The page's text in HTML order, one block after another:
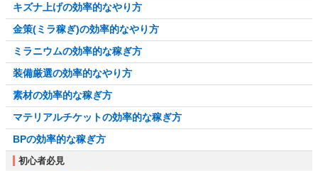
キズナ上げの効率的なやり方
金策(ミラ稼ぎ)の効率的なやり方
ミラニウムの効率的な稼ぎ方
装備厳選の効率的なやり方
素材の効率的な稼ぎ方
マテリアルチケットの効率的な稼ぎ方
BPの効率的な稼ぎ方
初心者必見